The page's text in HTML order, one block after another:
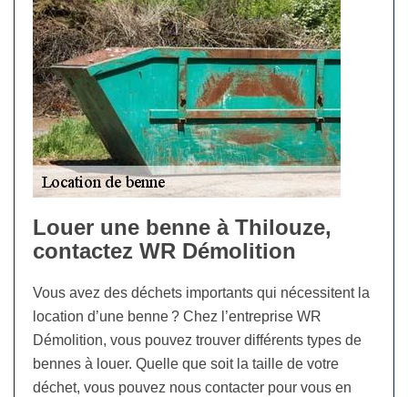
Louer une benne à Thilouze,
contactez WR Démolition
Vous avez des déchets importants qui nécessitent la
location d’une benne ? Chez l’entreprise WR
Démolition, vous pouvez trouver différents types de
bennes à louer. Quelle que soit la taille de votre
déchet, vous pouvez nous contacter pour vous en